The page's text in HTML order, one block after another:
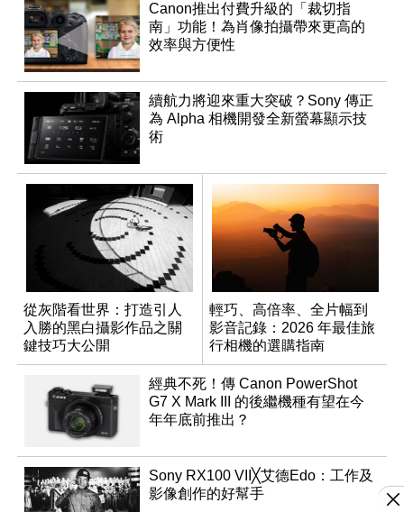
Canon推出付費升級的「裁切指
南」功能！為肖像拍攝帶來更高的
效率與方便性
續航力將迎來重大突破？Sony 傳正
為 Alpha 相機開發全新螢幕顯示技
術
從灰階看世界：打造引人
入勝的黑白攝影作品之關
鍵技巧大公開
輕巧、高倍率、全片幅到
影音記錄：2026 年最佳旅
行相機的選購指南
經典不死！傳 Canon PowerShot
G7 X Mark III 的後繼機種有望在今
年年底前推出？
Sony RX100 VII╳艾德Edo：工作及
影像創作的好幫手